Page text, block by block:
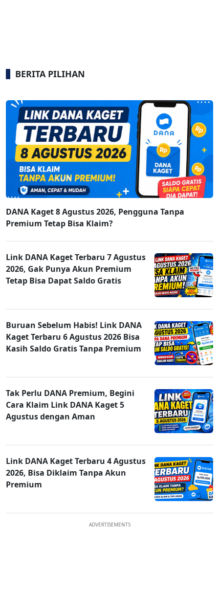
BERITA PILIHAN
DANA Kaget 8 Agustus 2026, Pengguna Tanpa
Premium Tetap Bisa Klaim?
Link DANA Kaget Terbaru 7 Agustus
2026, Gak Punya Akun Premium
Tetap Bisa Dapat Saldo Gratis
Buruan Sebelum Habis! Link DANA
Kaget Terbaru 6 Agustus 2026 Bisa
Kasih Saldo Gratis Tanpa Premium
Tak Perlu DANA Premium, Begini
Cara Klaim Link DANA Kaget 5
Agustus dengan Aman
Link DANA Kaget Terbaru 4 Agustus
2026, Bisa Diklaim Tanpa Akun
Premium
ADVERTISEMENTS